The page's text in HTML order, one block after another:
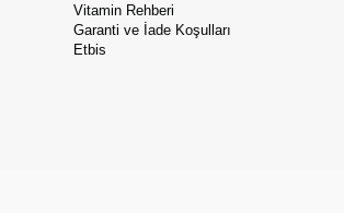
Vitamin Rehberi
Garanti ve İade Koşulları
Etbis